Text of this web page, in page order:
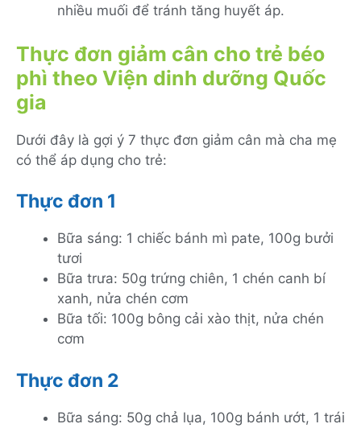
nhiều muối để tránh tăng huyết áp.
Thực đơn giảm cân cho trẻ béo
phì theo Viện dinh dưỡng Quốc
gia
Dưới đây là gợi ý 7 thực đơn giảm cân mà cha mẹ
có thể áp dụng cho trẻ:
Thực đơn 1
Bữa sáng: 1 chiếc bánh mì pate, 100g bưởi
tươi
Bữa trưa: 50g trứng chiên, 1 chén canh bí
xanh, nửa chén cơm
Bữa tối: 100g bông cải xào thịt, nửa chén
cơm
Thực đơn 2
Bữa sáng: 50g chả lụa, 100g bánh ướt, 1 trái